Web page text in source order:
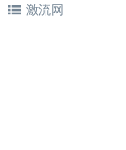
激流网